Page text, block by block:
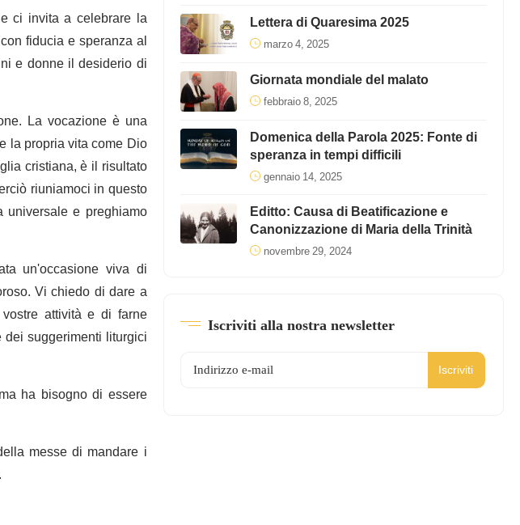
ci invita a celebrare la
fiducia e speranza al
e donne il desiderio di
La vocazione è una
la propria vita come Dio
cristiana, è il risultato
riuniamoci in questo
e preghiamo
un'occasione viva di
Vi chiedo di dare a
attività e di farne
suggerimenti liturgici
ha bisogno di essere
messe di mandare i
Lettera di Quaresima 2025
marzo 4, 2025
Giornata mondiale del malato
febbraio 8, 2025
Domenica della Parola 2025: Fonte di
speranza in tempi difficili
gennaio 14, 2025
Editto: Causa di Beatificazione e
Canonizzazione di Maria della Trinità
novembre 29, 2024
Iscriviti alla nostra newsletter
Iscriviti